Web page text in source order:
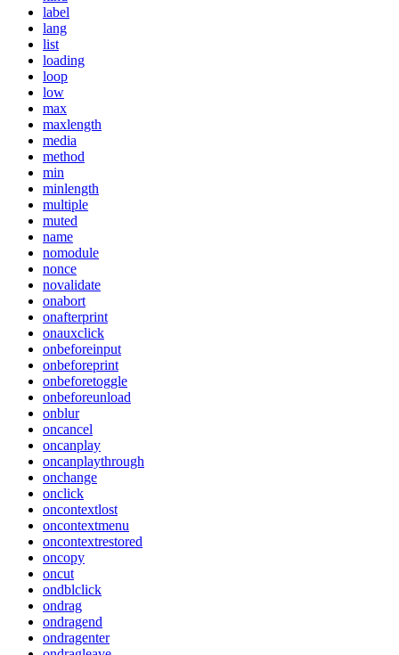
label
lang
list
loading
loop
low
max
maxlength
media
method
min
minlength
multiple
muted
name
nomodule
nonce
novalidate
onabort
onafterprint
onauxclick
onbeforeinput
onbeforeprint
onbeforetoggle
onbeforeunload
onblur
oncancel
oncanplay
oncanplaythrough
onchange
onclick
oncontextlost
oncontextmenu
oncontextrestored
oncopy
oncut
ondblclick
ondrag
ondragend
ondragenter